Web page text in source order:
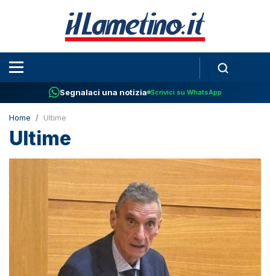
Segnalaci una notizia Scrivici su WhatsApp
Home Ultime
Ultime